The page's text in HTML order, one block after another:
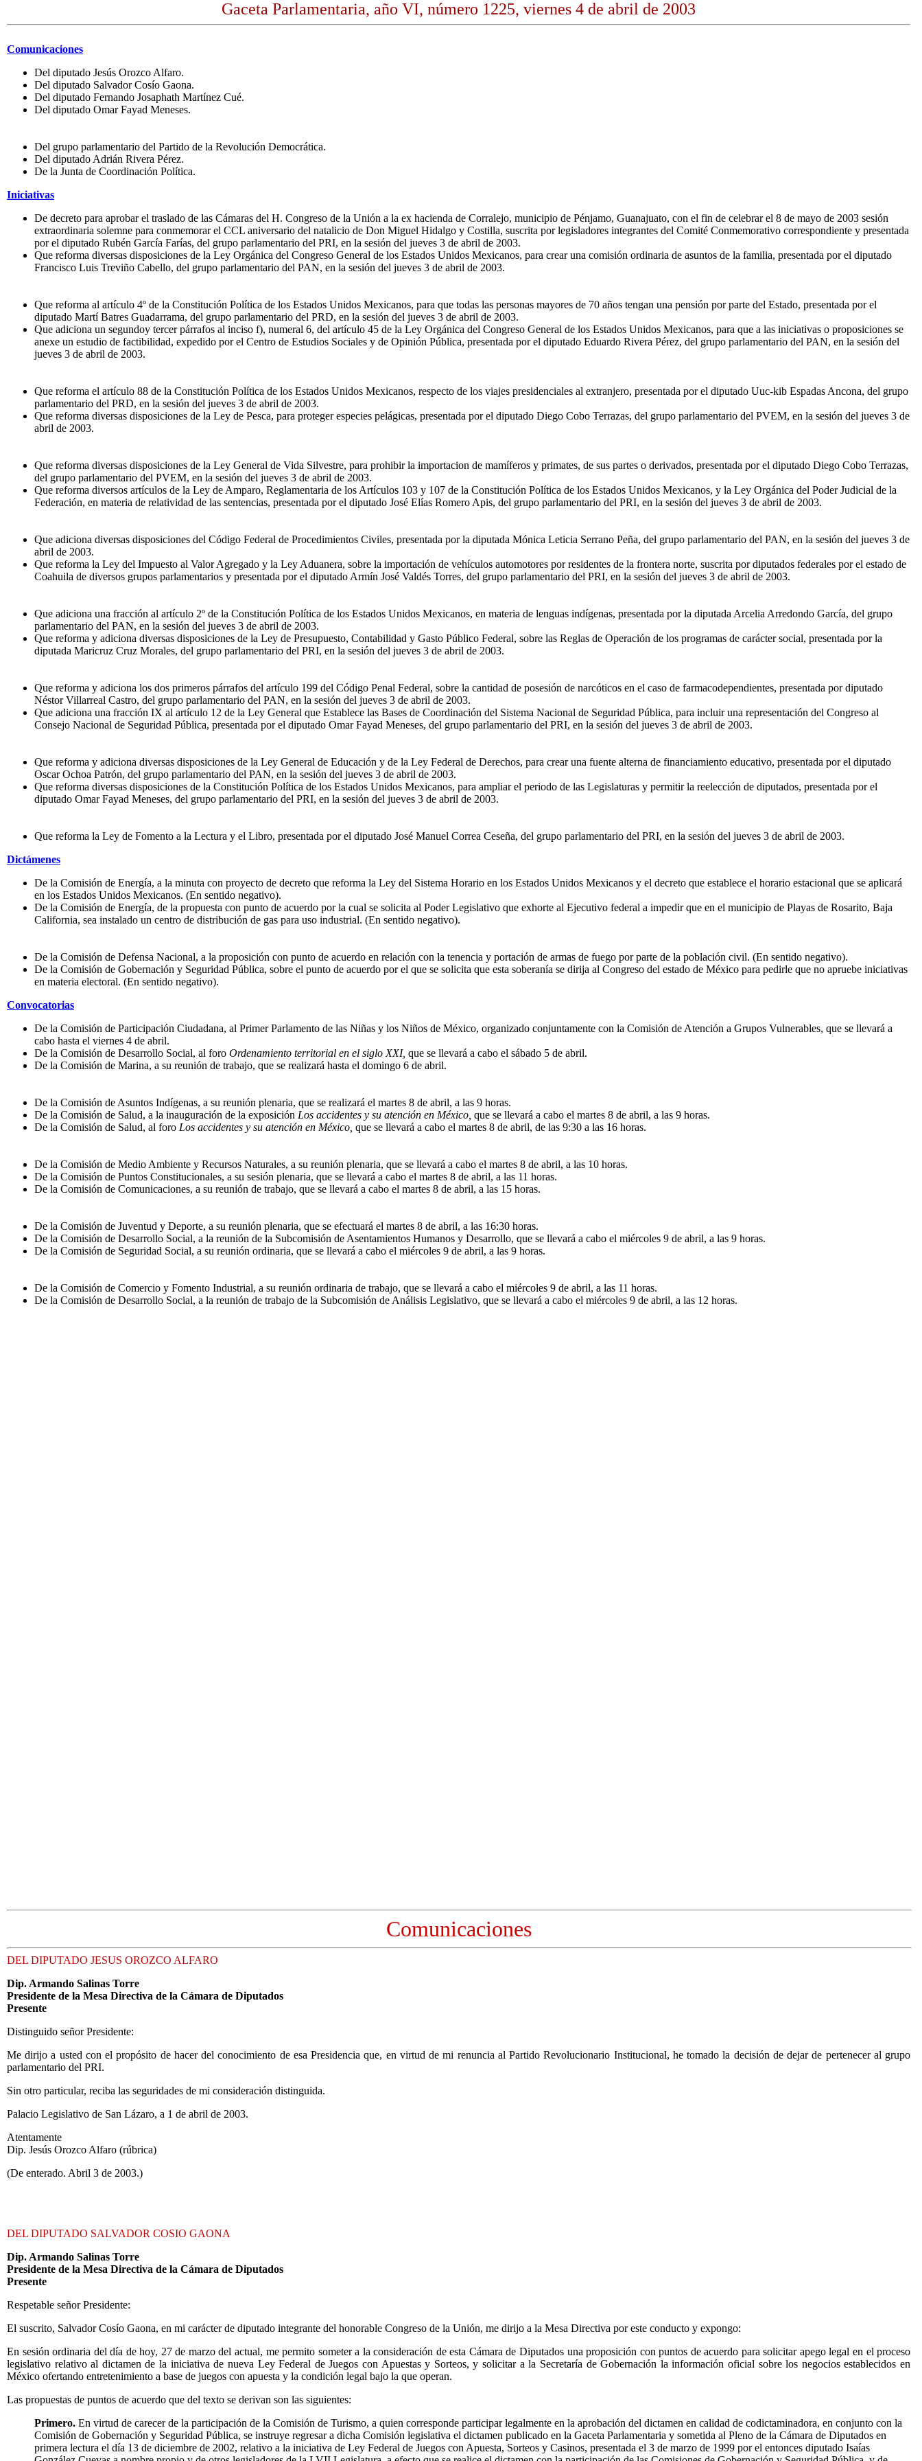
Gaceta Parlamentaria, año VI, número 1225, viernes 4 de abril de 2003
Comunicaciones
Del diputado Jesús Orozco Alfaro.
Del diputado Salvador Cosío Gaona.
Del diputado Fernando Josaphath Martínez Cué.
Del diputado Omar Fayad Meneses.
Del grupo parlamentario del Partido de la Revolución Democrática.
Del diputado Adrián Rivera Pérez.
De la Junta de Coordinación Política.
Iniciativas
De decreto para aprobar el traslado de las Cámaras del H. Congreso de la Unión a la ex hacienda de Corralejo, municipio de Pénjamo, Guanajuato, con el fin de celebrar el 8 de mayo de 2003 sesión
extraordinaria solemne para conmemorar el CCL aniversario del natalicio de Don Miguel Hidalgo y Costilla, suscrita por legisladores integrantes del Comité Conmemorativo correspondiente y presentada
por el diputado Rubén García Farías, del grupo parlamentario del PRI, en la sesión del jueves 3 de abril de 2003.
Que reforma diversas disposiciones de la Ley Orgánica del Congreso General de los Estados Unidos Mexicanos, para crear una comisión ordinaria de asuntos de la familia, presentada por el diputado
Francisco Luis Treviño Cabello, del grupo parlamentario del PAN, en la sesión del jueves 3 de abril de 2003.
Que reforma al artículo 4º de la Constitución Política de los Estados Unidos Mexicanos, para que todas las personas mayores de 70 años tengan una pensión por parte del Estado, presentada por el
diputado Martí Batres Guadarrama, del grupo parlamentario del PRD, en la sesión del jueves 3 de abril de 2003.
Que adiciona un segundoy tercer párrafos al inciso f), numeral 6, del artículo 45 de la Ley Orgánica del Congreso General de los Estados Unidos Mexicanos, para que a las iniciativas o proposiciones se
anexe un estudio de factibilidad, expedido por el Centro de Estudios Sociales y de Opinión Pública, presentada por el diputado Eduardo Rivera Pérez, del grupo parlamentario del PAN, en la sesión del
jueves 3 de abril de 2003.
Que reforma el artículo 88 de la Constitución Política de los Estados Unidos Mexicanos, respecto de los viajes presidenciales al extranjero, presentada por el diputado Uuc-kib Espadas Ancona, del grupo
parlamentario del PRD, en la sesión del jueves 3 de abril de 2003.
Que reforma diversas disposiciones de la Ley de Pesca, para proteger especies pelágicas, presentada por el diputado Diego Cobo Terrazas, del grupo parlamentario del PVEM, en la sesión del jueves 3 de
abril de 2003.
Que reforma diversas disposiciones de la Ley General de Vida Silvestre, para prohibir la importacion de mamíferos y primates, de sus partes o derivados, presentada por el diputado Diego Cobo Terrazas,
del grupo parlamentario del PVEM, en la sesión del jueves 3 de abril de 2003.
Que reforma diversos artículos de la Ley de Amparo, Reglamentaria de los Artículos 103 y 107 de la Constitución Política de los Estados Unidos Mexicanos, y la Ley Orgánica del Poder Judicial de la
Federación, en materia de relatividad de las sentencias, presentada por el diputado José Elías Romero Apis, del grupo parlamentario del PRI, en la sesión del jueves 3 de abril de 2003.
Que adiciona diversas disposiciones del Código Federal de Procedimientos Civiles, presentada por la diputada Mónica Leticia Serrano Peña, del grupo parlamentario del PAN, en la sesión del jueves 3 de
abril de 2003.
Que reforma la Ley del Impuesto al Valor Agregado y la Ley Aduanera, sobre la importación de vehículos automotores por residentes de la frontera norte, suscrita por diputados federales por el estado de
Coahuila de diversos grupos parlamentarios y presentada por el diputado Armín José Valdés Torres, del grupo parlamentario del PRI, en la sesión del jueves 3 de abril de 2003.
Que adiciona una fracción al artículo 2º de la Constitución Política de los Estados Unidos Mexicanos, en materia de lenguas indígenas, presentada por la diputada Arcelia Arredondo García, del grupo
parlamentario del PAN, en la sesión del jueves 3 de abril de 2003.
Que reforma y adiciona diversas disposiciones de la Ley de Presupuesto, Contabilidad y Gasto Público Federal, sobre las Reglas de Operación de los programas de carácter social, presentada por la
diputada Maricruz Cruz Morales, del grupo parlamentario del PRI, en la sesión del jueves 3 de abril de 2003.
Que reforma y adiciona los dos primeros párrafos del artículo 199 del Código Penal Federal, sobre la cantidad de posesión de narcóticos en el caso de farmacodependientes, presentada por diputado
Néstor Villarreal Castro, del grupo parlamentario del PAN, en la sesión del jueves 3 de abril de 2003.
Que adiciona una fracción IX al artículo 12 de la Ley General que Establece las Bases de Coordinación del Sistema Nacional de Seguridad Pública, para incluir una representación del Congreso al
Consejo Nacional de Seguridad Pública, presentada por el diputado Omar Fayad Meneses, del grupo parlamentario del PRI, en la sesión del jueves 3 de abril de 2003.
Que reforma y adiciona diversas disposiciones de la Ley General de Educación y de la Ley Federal de Derechos, para crear una fuente alterna de financiamiento educativo, presentada por el diputado
Oscar Ochoa Patrón, del grupo parlamentario del PAN, en la sesión del jueves 3 de abril de 2003.
Que reforma diversas disposiciones de la Constitución Política de los Estados Unidos Mexicanos, para ampliar el periodo de las Legislaturas y permitir la reelección de diputados, presentada por el
diputado Omar Fayad Meneses, del grupo parlamentario del PRI, en la sesión del jueves 3 de abril de 2003.
Que reforma la Ley de Fomento a la Lectura y el Libro, presentada por el diputado José Manuel Correa Ceseña, del grupo parlamentario del PRI, en la sesión del jueves 3 de abril de 2003.
Dictámenes
De la Comisión de Energía, a la minuta con proyecto de decreto que reforma la Ley del Sistema Horario en los Estados Unidos Mexicanos y el decreto que establece el horario estacional que se aplicará
en los Estados Unidos Mexicanos. (En sentido negativo).
De la Comisión de Energía, de la propuesta con punto de acuerdo por la cual se solicita al Poder Legislativo que exhorte al Ejecutivo federal a impedir que en el municipio de Playas de Rosarito, Baja
California, sea instalado un centro de distribución de gas para uso industrial. (En sentido negativo).
De la Comisión de Defensa Nacional, a la proposición con punto de acuerdo en relación con la tenencia y portación de armas de fuego por parte de la población civil. (En sentido negativo).
De la Comisión de Gobernación y Seguridad Pública, sobre el punto de acuerdo por el que se solicita que esta soberanía se dirija al Congreso del estado de México para pedirle que no apruebe iniciativas
en materia electoral. (En sentido negativo).
Convocatorias
De la Comisión de Participación Ciudadana, al Primer Parlamento de las Niñas y los Niños de México, organizado conjuntamente con la Comisión de Atención a Grupos Vulnerables, que se llevará a
cabo hasta el viernes 4 de abril.
De la Comisión de Desarrollo Social, al foro Ordenamiento territorial en el siglo XXI, que se llevará a cabo el sábado 5 de abril.
De la Comisión de Marina, a su reunión de trabajo, que se realizará hasta el domingo 6 de abril.
De la Comisión de Asuntos Indígenas, a su reunión plenaria, que se realizará el martes 8 de abril, a las 9 horas.
De la Comisión de Salud, a la inauguración de la exposición Los accidentes y su atención en México, que se llevará a cabo el martes 8 de abril, a las 9 horas.
De la Comisión de Salud, al foro Los accidentes y su atención en México, que se llevará a cabo el martes 8 de abril, de las 9:30 a las 16 horas.
De la Comisión de Medio Ambiente y Recursos Naturales, a su reunión plenaria, que se llevará a cabo el martes 8 de abril, a las 10 horas.
De la Comisión de Puntos Constitucionales, a su sesión plenaria, que se llevará a cabo el martes 8 de abril, a las 11 horas.
De la Comisión de Comunicaciones, a su reunión de trabajo, que se llevará a cabo el martes 8 de abril, a las 15 horas.
De la Comisión de Juventud y Deporte, a su reunión plenaria, que se efectuará el martes 8 de abril, a las 16:30 horas.
De la Comisión de Desarrollo Social, a la reunión de la Subcomisión de Asentamientos Humanos y Desarrollo, que se llevará a cabo el miércoles 9 de abril, a las 9 horas.
De la Comisión de Seguridad Social, a su reunión ordinaria, que se llevará a cabo el miércoles 9 de abril, a las 9 horas.
De la Comisión de Comercio y Fomento Industrial, a su reunión ordinaria de trabajo, que se llevará a cabo el miércoles 9 de abril, a las 11 horas.
De la Comisión de Desarrollo Social, a la reunión de trabajo de la Subcomisión de Análisis Legislativo, que se llevará a cabo el miércoles 9 de abril, a las 12 horas.
Comunicaciones
DEL DIPUTADO JESUS OROZCO ALFARO
Dip. Armando Salinas Torre
Presidente de la Mesa Directiva de la Cámara de Diputados
Presente
Distinguido señor Presidente:
Me dirijo a usted con el propósito de hacer del conocimiento de esa Presidencia que, en virtud de mi renuncia al Partido Revolucionario Institucional, he tomado la decisión de dejar de pertenecer al grupo
parlamentario del PRI.
Sin otro particular, reciba las seguridades de mi consideración distinguida.
Palacio Legislativo de San Lázaro, a 1 de abril de 2003.
Atentamente
Dip. Jesús Orozco Alfaro (rúbrica)
(De enterado. Abril 3 de 2003.)
DEL DIPUTADO SALVADOR COSIO GAONA
Dip. Armando Salinas Torre
Presidente de la Mesa Directiva de la Cámara de Diputados
Presente
Respetable señor Presidente:
El suscrito, Salvador Cosío Gaona, en mi carácter de diputado integrante del honorable Congreso de la Unión, me dirijo a la Mesa Directiva por este conducto y expongo:
En sesión ordinaria del día de hoy, 27 de marzo del actual, me permito someter a la consideración de esta Cámara de Diputados una proposición con puntos de acuerdo para solicitar apego legal en el proceso
legislativo relativo al dictamen de la iniciativa de nueva Ley Federal de Juegos con Apuestas y Sorteos, y solicitar a la Secretaría de Gobernación la información oficial sobre los negocios establecidos en
México ofertando entretenimiento a base de juegos con apuesta y la condición legal bajo la que operan.
Las propuestas de puntos de acuerdo que del texto se derivan son las siguientes:
Primero. En virtud de carecer de la participación de la Comisión de Turismo, a quien corresponde participar legalmente en la aprobación del dictamen en calidad de codictaminadora, en conjunto con la
Comisión de Gobernación y Seguridad Pública, se instruye regresar a dicha Comisión legislativa el dictamen publicado en la Gaceta Parlamentaria y sometida al Pleno de la Cámara de Diputados en
primera lectura el día 13 de diciembre de 2002, relativo a la iniciativa de Ley Federal de Juegos con Apuesta, Sorteos y Casinos, presentada el 3 de marzo de 1999 por el entonces diputado Isaías